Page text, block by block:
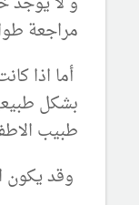
مراجعة
أما اذا
بشكل
طبيب
وقد يكون